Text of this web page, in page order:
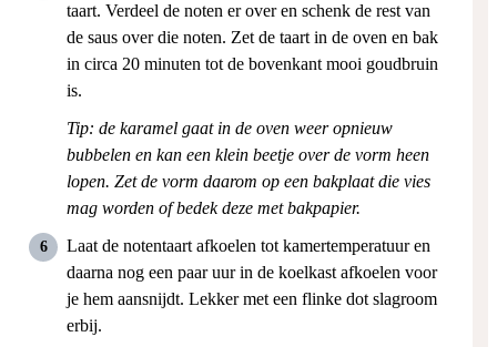
taart. Verdeel de noten er over en schenk de rest van
de saus over die noten. Zet de taart in de oven en bak
in circa 20 minuten tot de bovenkant mooi goudbruin
is.
Tip: de karamel gaat in de oven weer opnieuw
bubbelen en kan een klein beetje over de vorm heen
lopen. Zet de vorm daarom op een bakplaat die vies
mag worden of bedek deze met bakpapier.
Laat de notentaart afkoelen tot kamertemperatuur en
daarna nog een paar uur in de koelkast afkoelen voor
je hem aansnijdt. Lekker met een flinke dot slagroom
erbij.